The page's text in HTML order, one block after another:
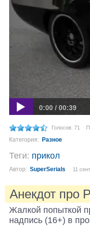
0:00 / 00:39
Голосов: 71
Категория: Разное
Теги: прикол
Автор: SuperSerials 11
Анекдот про
Жалкой попыткой
надпись (16+) в